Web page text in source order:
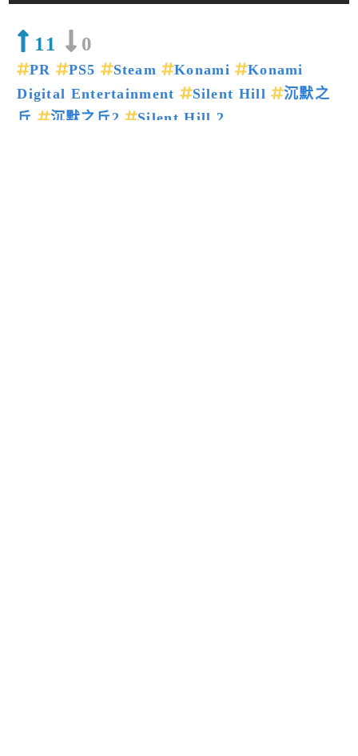
11 0
PR PS5 Steam Konami
Konami
Digital Entertainment
Silent Hill
沉默之
丘
沉默之丘2 Silent Hill 2